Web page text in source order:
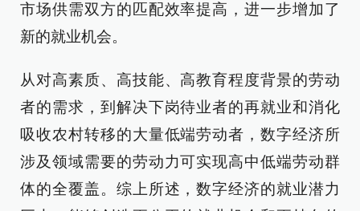
市场供需双方的匹配效率提高，进一步增加了
新的就业机会。
从对高素质、高技能、高教育程度背景的劳动
者的需求，到解决下岗待业者的再就业和消化
吸收农村转移的大量低端劳动者，数字经济所
涉及领域需要的劳动力可实现高中低端劳动群
体的全覆盖。综上所述，数字经济的就业潜力